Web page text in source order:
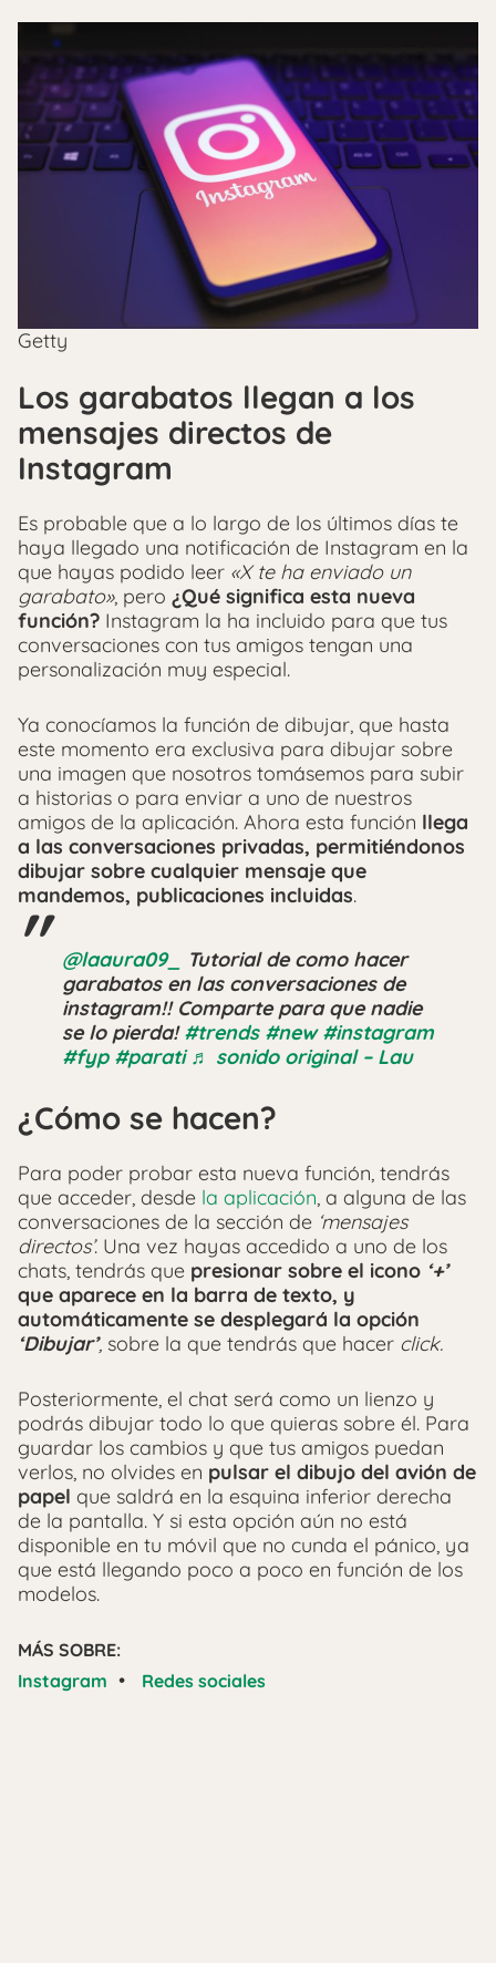
Getty
Los garabatos llegan a los
mensajes directos de
Instagram
Es probable que a lo largo de los últimos días te
haya llegado una notificación de Instagram en la
que hayas podido leer «X te ha enviado un
garabato», pero ¿Qué significa esta nueva
función? Instagram la ha incluido para que tus
conversaciones con tus amigos tengan una
personalización muy especial.
Ya conocíamos la función de dibujar, que hasta
este momento era exclusiva para dibujar sobre
una imagen que nosotros tomásemos para subir
a historias o para enviar a uno de nuestros
amigos de la aplicación. Ahora esta función llega
a las conversaciones privadas, permitiéndonos
dibujar sobre cualquier mensaje que
mandemos, publicaciones incluidas.
@laaura09_
Tutorial de como hacer
garabatos en las conversaciones de
instagram!! Comparte para que nadie
se lo pierda!#trends #new #instagram
#fyp #parati ♬ sonido original – Lau️
¿Cómo se hacen?
Para poder probar esta nueva función, tendrás
que acceder, desde la aplicación, a alguna de las
conversaciones de la sección de ‘mensajes
directos’. Una vez hayas accedido a uno de los
chats, tendrás que presionar sobre el icono ‘+’
que aparece en la barra de texto, y
automáticamente se desplegará la opción
‘Dibujar’, sobre la que tendrás que hacer click.
Posteriormente, el chat será como un lienzo y
podrás dibujar todo lo que quieras sobre él. Para
guardar los cambios y que tus amigos puedan
verlos, no olvides en pulsar el dibujo del avión de
papel que saldrá en la esquina inferior derecha
de la pantalla. Y si esta opción aún no está
disponible en tu móvil que no cunda el pánico, ya
que está llegando poco a poco en función de los
modelos.
MÁS SOBRE:
Instagram • Redes sociales